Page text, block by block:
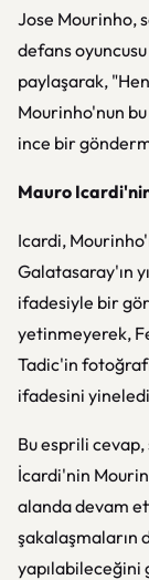
Jose Mourinho,
defans
paylaşarak,
Mourinho'nun
ince bir
Mauro
Icardi,
Galatasaray'ın
ifadesiyle bir
yetinmeyerek,
Tadic'in
ifadesini
Bu esprili
İcardi'nin
alanda devam
şakalaşmaların
yapılabileceğini